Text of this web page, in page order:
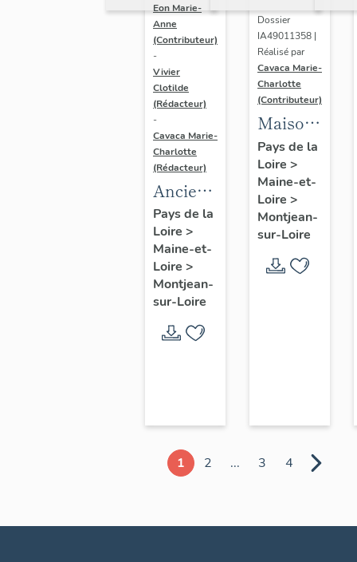
Eon Marie-
Anne
(Contributeur)
-
Vivier
Clotilde
(Rédacteur)
-
Cavaca Marie-
Charlotte
(Rédacteur)
Ancienne
ferme
du Petit
Marais
Pays de la
Loire >
Maine-et-
Loire >
Montjean-
sur-Loire
Dossier
IA49011358 |
Réalisé par
Cavaca Marie-
Charlotte
(Contributeur)
Maison,
dite le
Grand
Clos
Pays de la
Loire >
Maine-et-
Loire >
Montjean-
sur-Loire
1 2 ... 3 4